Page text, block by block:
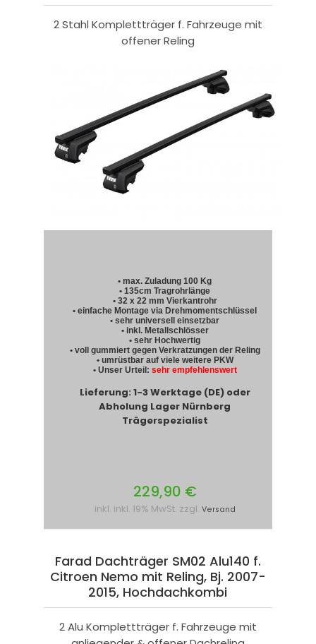
2 Stahl Komplettträger f. Fahrzeuge mit
offener Reling
• max. Zuladung 100 Kg
• 135cm Tragrohrlänge
• 32 x 22 mm Vierkantrohr
• einfache Montage via Drehmomentschlüssel
• sehr universell einsetzbar
• inkl. Metallschlösser
• sehr Hochwertig
• voll gummiert gegen Verkratzungen der Reling
• umrüstbar auf viele weitere PKW
• Unser Urteil: sehr empfehlenswert
Lieferung: 1-3 Werktage (DE) oder
Abholung Lager Nürnberg
Trägerspezialist
229,90 €
inkl. inkl. 19% MwSt. zzgl. Versand
Farad Dachträger SM02 Alu140 f.
Citroen Nemo mit Reling, Bj. 2007-
2015, Hochdachkombi
2 Alu Komplettträger f. Fahrzeuge mit